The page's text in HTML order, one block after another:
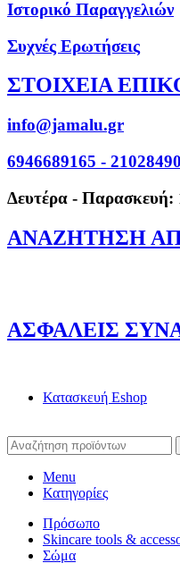
Ιστορικό Παραγγελιών
Συχνές Ερωτήσεις
ΣΤΟΙΧΕΙΑ
info@jamalu.gr
6946689165 -
Δευτέρα - Παρασκευή:
ΑΝΑΖΗΤΗΣΗ
ΑΣΦΑΛΕΙΣ
Κατασκευή Eshop
Menu
Κατηγορίες
Πρόσωπο
Skincare tools &
Σώμα